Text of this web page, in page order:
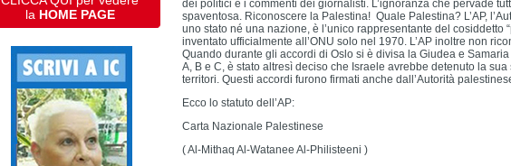
la HOME PAGE
dei politici e i commenti dei giornalisti. L’ignoranza che pervade
spaventosa. Riconoscere la Palestina! Quale Palestina? L’AP,
uno stato né una nazione, è l’unico rappresentante del cosiddetto
inventato ufficialmente all’ONU solo nel 1970. L’AP inoltre non
Quando durante gli accordi di Oslo si è divisa la Giudea e
A, B e C, è stato altresì deciso che Israele avrebbe detenuto la sua
territori. Questi accordi furono firmati anche dall’Autorità
Ecco lo statuto dell’AP:
Carta Nazionale Palestinese
( Al-Mithaq Al-Watanee Al-Philisteeni )